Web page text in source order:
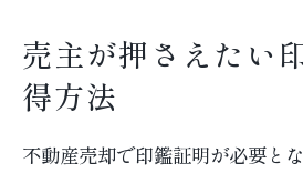
手法
売主経験者が語る不動産
不動産売却で見落としが
売主が押さえたい
得方法
不動産売却で印鑑証明が必要と